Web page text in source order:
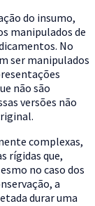
do insumo,
manipulados de
No
ser manipulados
não são
versões não
complexas,
rígidas que,
no caso dos
a
durar uma